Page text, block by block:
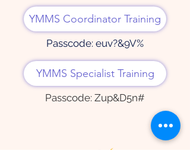
YMMS Coordinator Training
Passcode: euv?&9V%
YMMS Specialist Training
Passcode: Zup&D5n#